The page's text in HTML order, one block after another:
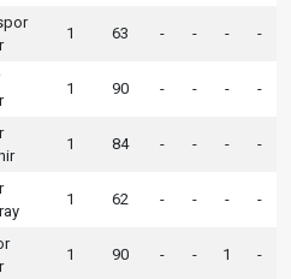
1 63 - - - -
1 90 - - - -
1 84 - - - -
1 62 - - - -
1 90 - - 1 -